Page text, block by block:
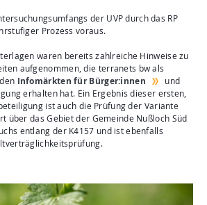
der UVP durch das RP
Prozess voraus.
waren bereits zahlreiche Hinweise zu
aufgenommen, die terranets bw als
Infomärkten für Bürger:innen
und
erhalten hat. Ein Ergebnis dieser ersten,
ist auch die Prüfung der Variante
über das Gebiet der Gemeinde Nußloch Süd
entlang der K4157 und ist ebenfalls